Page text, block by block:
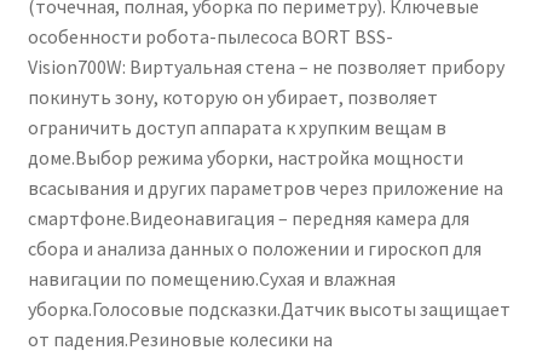
(точечная, полная, уборка по периметру). Ключевые
особенности робота-пылесоса BORT BSS-
Vision700W: Виртуальная стена – не позволяет прибору
покинуть зону, которую он убирает, позволяет
ограничить доступ аппарата к хрупким вещам в
доме.Выбор режима уборки, настройка мощности
всасывания и других параметров через приложение на
смартфоне.Видеонавигация – передняя камера для
сбора и анализа данных о положении и гироскоп для
навигации по помещению.Сухая и влажная
уборка.Голосовые подсказки.Датчик высоты защищает
от падения.Резиновые колесики на